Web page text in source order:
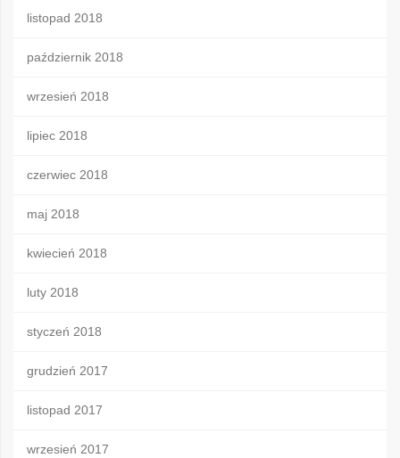
listopad 2018
październik 2018
wrzesień 2018
lipiec 2018
czerwiec 2018
maj 2018
kwiecień 2018
luty 2018
styczeń 2018
grudzień 2017
listopad 2017
wrzesień 2017